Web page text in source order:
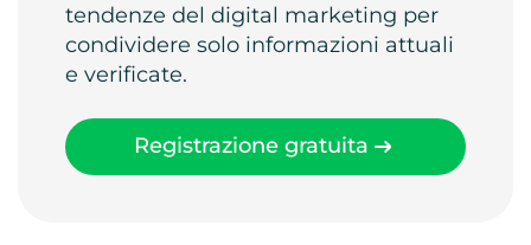
tendenze del digital marketing per
condividere solo informazioni attuali
e verificate.
Registrazione gratuita